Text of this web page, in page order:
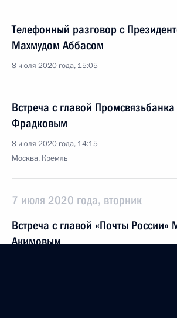
Телефонный разговор с
Махмудом Аббасом
8 июля 2020 года, 15:05
Встреча с главой
Фрадковым
8 июля 2020 года, 14:15
Москва, Кремль
7 июля 2020 года, вторник
Встреча с главой «Почты
Акимовым